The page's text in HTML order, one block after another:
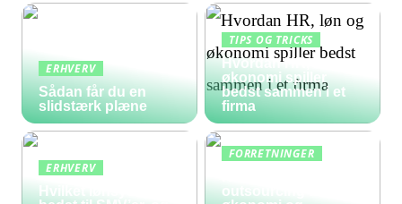
ERHVERV
Sådan får du en
slidstærk plæne
TIPS OG TRICKS
Hvordan HR, løn og
økonomi spiller
bedst sammen i et
firma
ERHVERV
Hvilket lønsystem er
FORRETNINGER
outsourcing af